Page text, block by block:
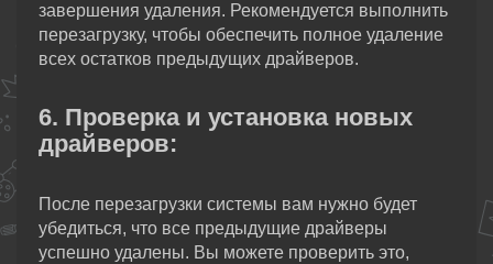
завершения удаления. Рекомендуется выполнить
перезагрузку, чтобы обеспечить полное удаление
всех остатков предыдущих драйверов.
6. Проверка и установка новых
драйверов:
После перезагрузки системы вам нужно будет
убедиться, что все предыдущие драйверы
успешно удалены. Вы можете проверить это,